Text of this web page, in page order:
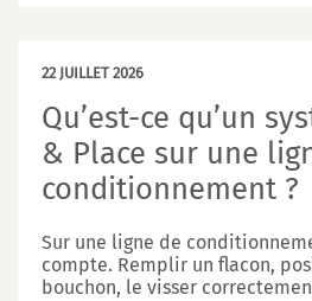
22 JUILLET 2026
Qu’est-ce qu’un
& Place sur une
conditionnement ?
Sur une ligne de
compte. Remplir un flacon,
bouchon, le visser